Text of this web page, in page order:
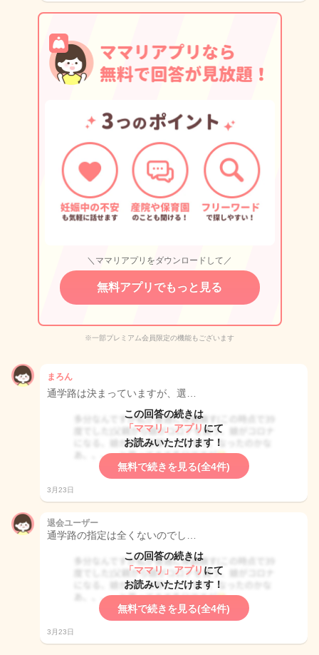
＼ママリアプリをダウンロードして／
無料アプリでもっと見る
※一部プレミアム会員限定の機能もございます
まろん
通学路は決まっていますが、選…
この回答の続きは
「ママリ」アプリ にて
お読みいただけます！
無料で続きを見る(全4件)
3月23日
退会ユーザー
通学路の指定は全くないのでし…
この回答の続きは
「ママリ」アプリ にて
お読みいただけます！
無料で続きを見る(全4件)
3月23日